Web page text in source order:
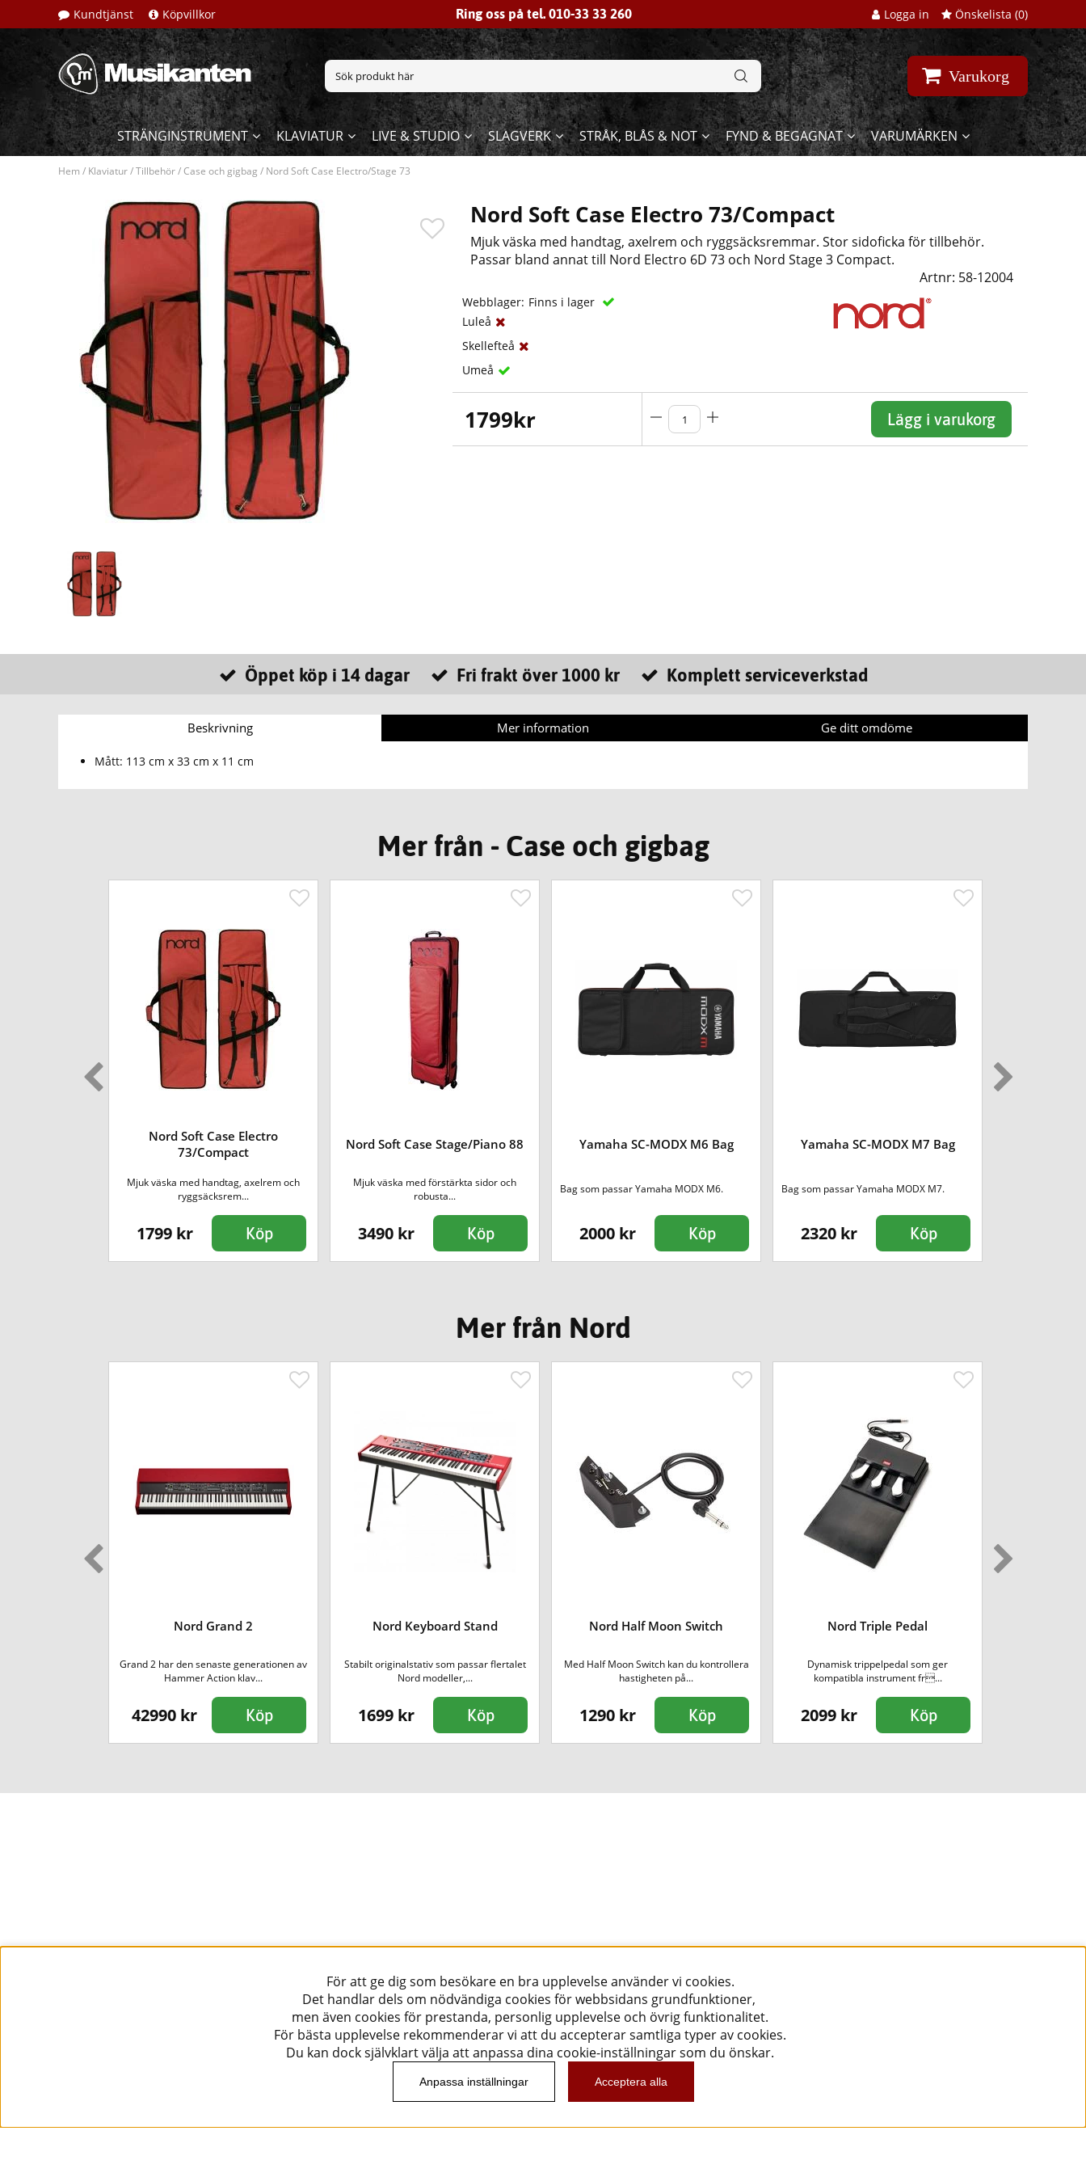
Kundtjänst Köpvillkor Ring oss på tel. 010-33 33 260 Logga in Önskelista (0)
Varukorg
STRÄNGINSTRUMENT KLAVIATUR LIVE & STUDIO SLAGVERK STRÅK, BLÅS & NOT FYND & BEGAGNAT VARUMÄRKEN
Hem / Klaviatur/Tillbehör/Case och gigbag / Nord Soft Case Electro/Stage 73
Nord Soft Case Electro 73/Compact
Mjuk väska med handtag, axelrem och ryggsäcksremmar. Stor sidoficka för tillbehör.
Passar bland annat till Nord Electro 6D 73 och Nord Stage 3 Compact.
Artnr: 58-12004
Webblager: Finns i lager
Luleå
Skellefteå
Umeå
1799kr Lägg i varukorg
Öppet köp i 14 dagar Fri frakt över 1000 kr Komplett serviceverkstad
Beskrivning Mer information Ge ditt omdöme
Mått: 113 cm x 33 cm x 11 cm
Mer från - Case och gigbag
Nord Soft Case Electro
73/Compact
Mjuk väska med handtag, axelrem och
ryggsäcksrem...
1799 kr Köp
Nord Soft Case Stage/Piano 88
Mjuk väska med förstärkta sidor och
robusta...
3490 kr Köp
Yamaha SC-MODX M6 Bag
Bag som passar Yamaha MODX M6.
2000 kr Köp
Yamaha SC-MODX M7 Bag
Bag som passar Yamaha MODX M7.
2320 kr Köp
Mer från Nord
Nord Grand 2
Grand 2 har den senaste generationen av
Hammer Action klav...
42990 kr Köp
Nord Keyboard Stand
Stabilt originalstativ som passar flertalet
Nord modeller,...
1699 kr Köp
Nord Half Moon Switch
Med Half Moon Switch kan du kontrollera
hastigheten på...
1290 kr Köp
Nord Triple Pedal
Dynamisk trippelpedal som ger
kompatibla instrument fr...
2099 kr Köp
För att ge dig som besökare en bra upplevelse använder vi cookies.
Det handlar dels om nödvändiga cookies för webbsidans grundfunktioner,
men även cookies för prestanda, personlig upplevelse och övrig funktionalitet.
För bästa upplevelse rekommenderar vi att du accepterar samtliga typer av cookies.
Du kan dock självklart välja att anpassa dina cookie-inställningar som du önskar.
Anpassa inställningar Acceptera alla